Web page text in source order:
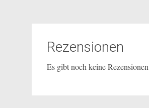
Rezensionen
Es gibt noch keine Rezensionen